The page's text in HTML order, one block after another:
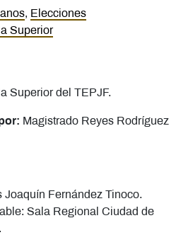
, Elecciones
Superior
Superior del TEPJF.
Magistrado Reyes Rodríguez
Joaquín Fernández Tinoco.
Sala Regional Ciudad de